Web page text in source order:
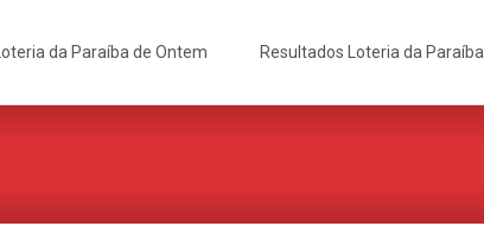
Loteria da Paraíba de Ontem Resultados Loteria da Paraíba